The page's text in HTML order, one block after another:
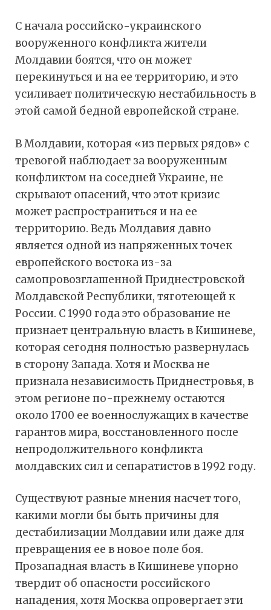
С начала российско-украинского
вооруженного конфликта жители
Молдавии боятся, что он может
перекинуться и на ее территорию, и это
усиливает политическую нестабильность в
этой самой бедной европейской стране.
В Молдавии, которая «из первых рядов» с
тревогой наблюдает за вооруженным
конфликтом на соседней Украине, не
скрывают опасений, что этот кризис
может распространиться и на ее
территорию. Ведь Молдавия давно
является одной из напряженных точек
европейского востока из-за
самопровозглашенной Приднестровской
Молдавской Республики, тяготеющей к
России. С 1990 года это образование не
признает центральную власть в Кишиневе,
которая сегодня полностью развернулась
в сторону Запада. Хотя и Москва не
признала независимость Приднестровья, в
этом регионе по-прежнему остаются
около 1700 ее военнослужащих в качестве
гарантов мира, восстановленного после
непродолжительного конфликта
молдавских сил и сепаратистов в 1992 году.
Существуют разные мнения насчет того,
какими могли бы быть причины для
дестабилизации Молдавии или даже для
превращения ее в новое поле боя.
Прозападная власть в Кишиневе упорно
твердит об опасности российского
нападения, хотя Москва опровергает эти